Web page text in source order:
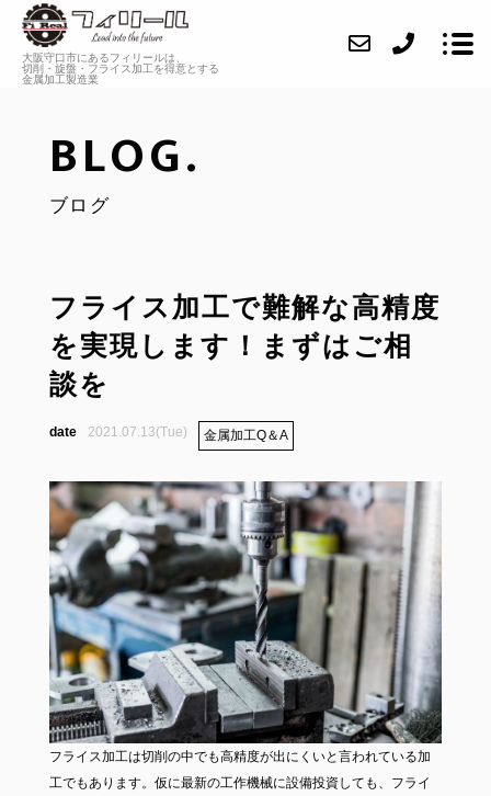
大阪守口市にあるフィリールは、
切削・旋盤・フライス加工を得意とする
金属加工製造業
INFORMATION
FAQ
CONTACT
RECRUIT
BLOG.
ブログ
フライス加工で難解な高精度
を実現します！まずはご相
談を
2021.07.13(Tue) 金属加工Q＆A
フライス加工は切削の中でも高精度が出にくいと言われている加
工でもあります。仮に最新の工作機械に設備投資しても、フライ